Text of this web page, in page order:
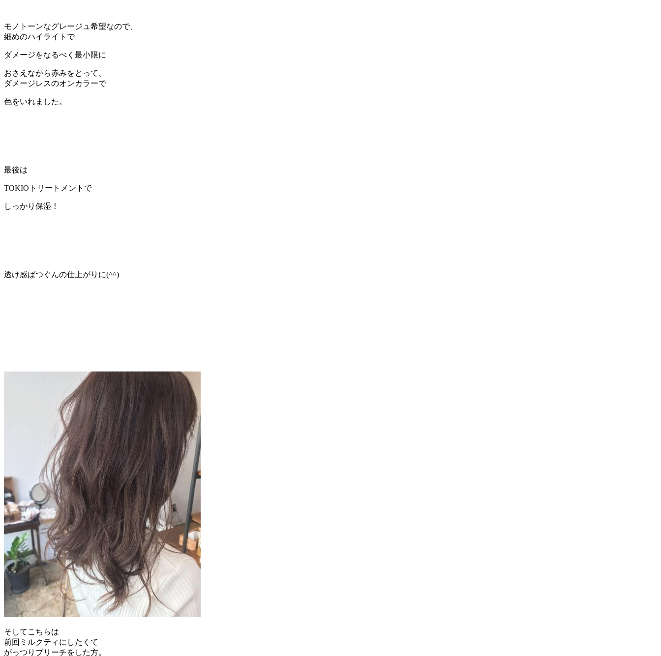
モノトーンなグレージュ希望なので、
細めのハイライトで
ダメージをなるべく最小限に
おさえながら赤みをとって、
ダメージレスのオンカラーで
色をいれました。
最後は
TOKIOトリートメントで
しっかり保湿！
透け感ばつぐんの仕上がりに(^^)
そしてこちらは
前回ミルクティにしたくて
がっつりブリーチをした方。